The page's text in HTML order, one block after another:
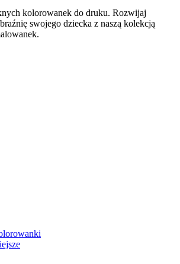
kolorowanek do druku. Rozwijaj
swojego dziecka z naszą kolekcją